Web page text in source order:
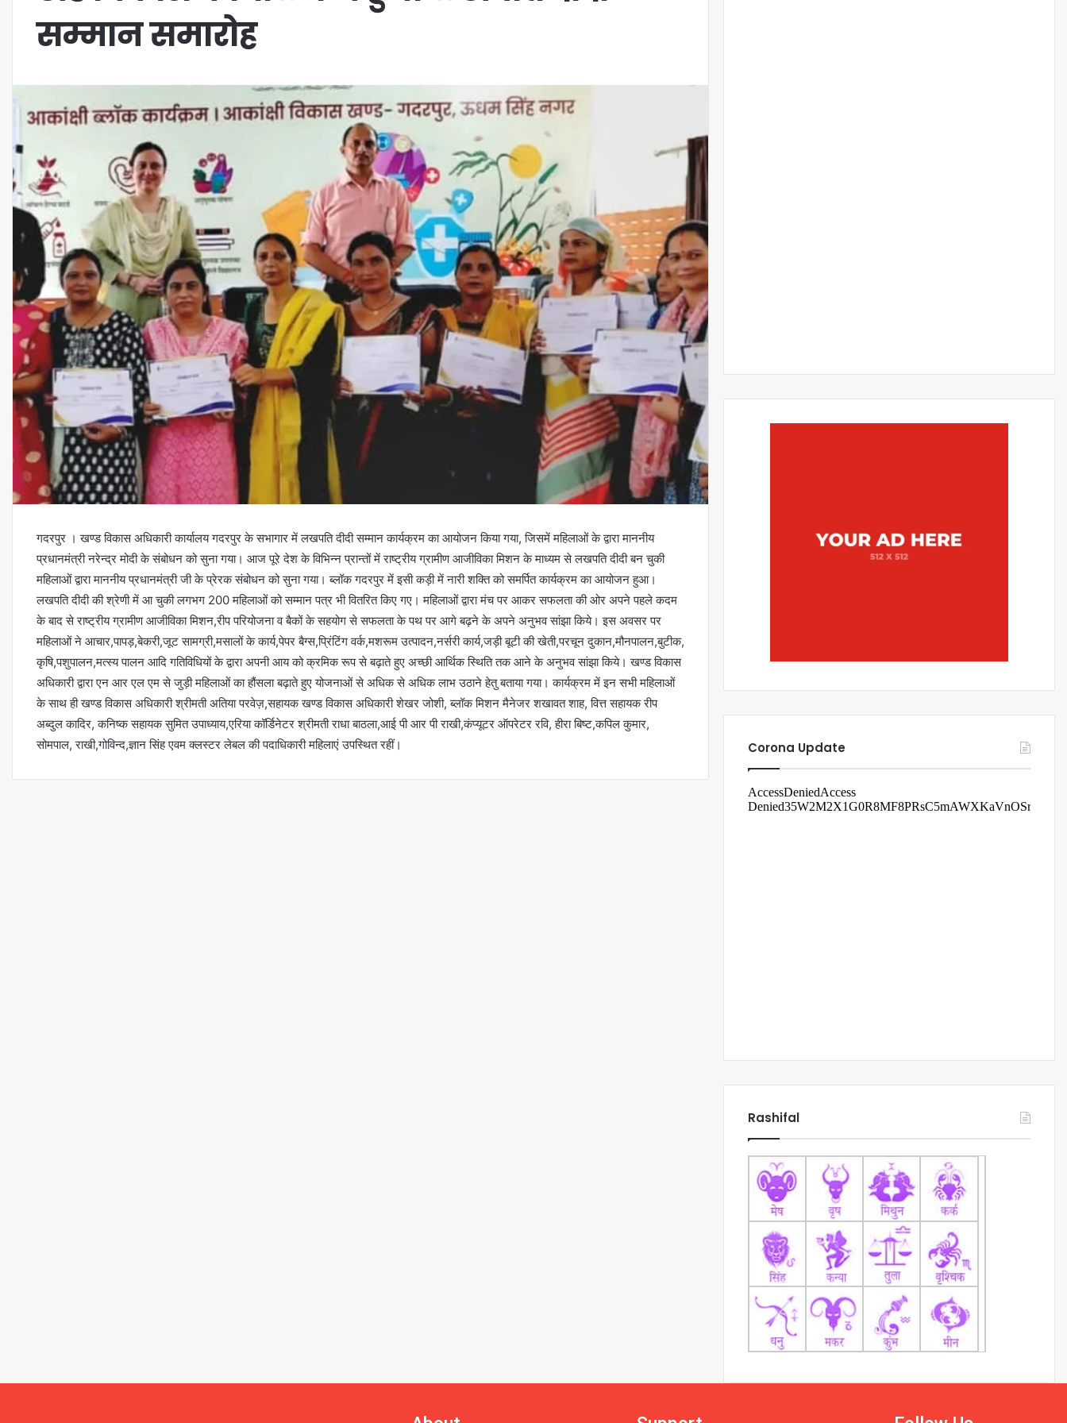
सम्मान समारोह
गदरपुर । खण्ड विकास अधिकारी कार्यालय गदरपुर के सभागार में लखपति दीदी सम्मान कार्यक्रम का आयोजन किया गया, जिसमें महिलाओं के द्वारा माननीय
प्रधानमंत्री नरेन्द्र मोदी के संबोधन को सुना गया। आज पूरे देश के विभिन्न प्रान्तों में राष्ट्रीय ग्रामीण आजीविका मिशन के माध्यम से लखपति दीदी बन चुकी
महिलाओं द्वारा माननीय प्रधानमंत्री जी के प्रेरक संबोधन को सुना गया। ब्लॉक गदरपुर में इसी कड़ी में नारी शक्ति को समर्पित कार्यक्रम का आयोजन हुआ।
लखपति दीदी की श्रेणी में आ चुकी लगभग 200 महिलाओं को सम्मान पत्र भी वितरित किए गए। महिलाओं द्वारा मंच पर आकर सफलता की ओर अपने पहले कदम
के बाद से राष्ट्रीय ग्रामीण आजीविका मिशन,रीप परियोजना व बैकों के सहयोग से सफलता के पथ पर आगे बढ़ने के अपने अनुभव सांझा किये। इस अवसर पर
महिलाओं ने आचार,पापड़,बेकरी,जूट सामग्री,मसालों के कार्य,पेपर बैग्स,प्रिंटिंग वर्क,मशरूम उत्पादन,नर्सरी कार्य,जड़ी बूटी की खेती,परचून दुकान,मौनपालन,बुटीक,
कृषि,पशुपालन,मत्स्य पालन आदि गतिविधियों के द्वारा अपनी आय को क्रमिक रूप से बढ़ाते हुए अच्छी आर्थिक स्थिति तक आने के अनुभव सांझा किये। खण्ड विकास
अधिकारी द्वारा एन आर एल एम से जुड़ी महिलाओं का हौंसला बढ़ाते हुए योजनाओं से अधिक से अधिक लाभ उठाने हेतु बताया गया। कार्यक्रम में इन सभी महिलाओं
के साथ ही खण्ड विकास अधिकारी श्रीमती अतिया परवेज़,सहायक खण्ड विकास अधिकारी शेखर जोशी, ब्लॉक मिशन मैनेजर शखावत शाह, वित्त सहायक रीप
अब्दुल कादिर, कनिष्क सहायक सुमित उपाध्याय,एरिया कॉर्डिनेटर श्रीमती राधा बाठला,आई पी आर पी राखी,कंप्यूटर ऑपरेटर रवि, हीरा बिष्ट,कपिल कुमार,
सोमपाल, राखी,गोविन्द,ज्ञान सिंह एवम क्लस्टर लेबल की पदाधिकारी महिलाएं उपस्थित रहीं।
Corona Update
Rashifal